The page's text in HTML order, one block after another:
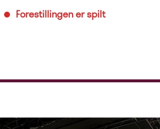
Forestillingen er spilt